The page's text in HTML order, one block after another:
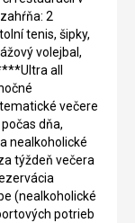
2
tenis, šipky,
volejbal,
all
večere
dňa,
nealkoholické
týždeň večera
(nealkoholické
potrieb